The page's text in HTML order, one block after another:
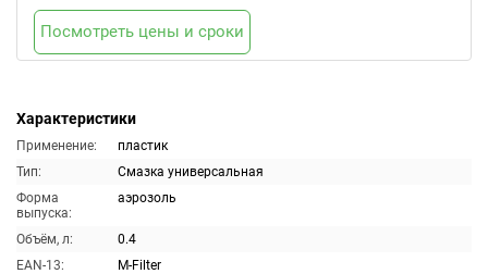
Характеристики
Применение:
пластик
Тип:
Смазка универсальная
Форма
выпуска:
аэрозоль
Объём, л:
0.4
EAN-13:
M-Filter
Посмотреть цены и сроки